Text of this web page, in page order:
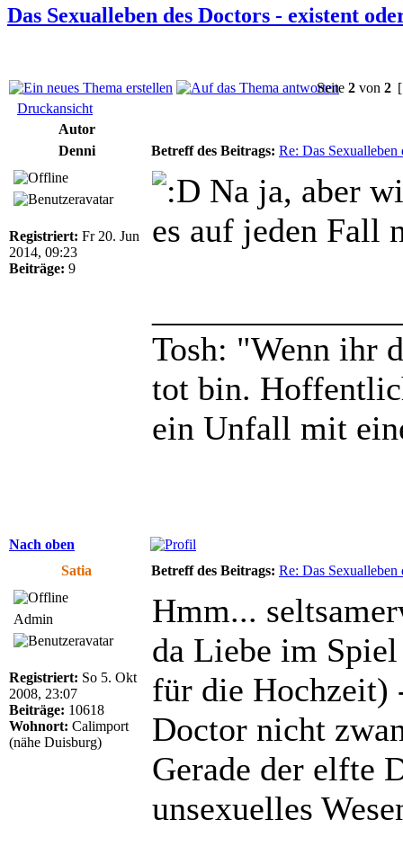
Das Sexualleben des Doctors - existent
Seite 2 von 2
Druckansicht
Autor
Denni
Betreff des Beitrags: Re: Das
Registriert: Fr 20. Jun
2014, 09:23
Beiträge: 9
Na ja, aber
es auf jeden Fall
Tosh: "Wenn ihr
tot bin.
ein Unfall mit
Nach oben
Satia
Betreff des Beitrags: Re: Das
Admin
Registriert: So 5. Okt
2008, 23:07
Beiträge: 10618
Wohnort: Calimport
(nähe Duisburg)
Hmm...
da Liebe im
für die Hochzeit)
Doctor nicht
Gerade der elfte
unsexuelles